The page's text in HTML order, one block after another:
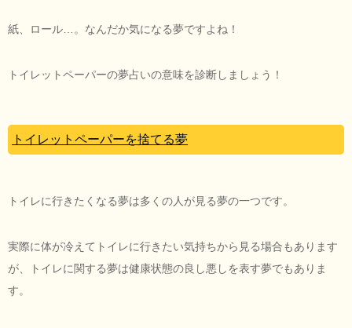
紙、ロール…。なんだか気になる夢ですよね！
トイレットペーパーの夢占いの意味を診断しましょう！
トイレットペーパーを捨てる夢
トイレに行きたくなる夢は多くの人が見る夢の一つです。
実際に体が冷えてトイレに行きたい気持ちから見る場合もあります
が、トイレに関する夢は健康状態の良し悪しを表す夢でもありま
す。